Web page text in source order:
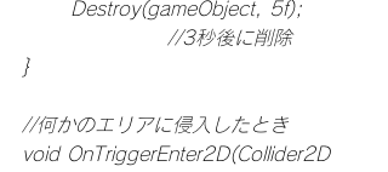
			//3秒後に削除
}
//何かのエリアに侵入したとき
void OnTriggerEnter2D(Collider2D